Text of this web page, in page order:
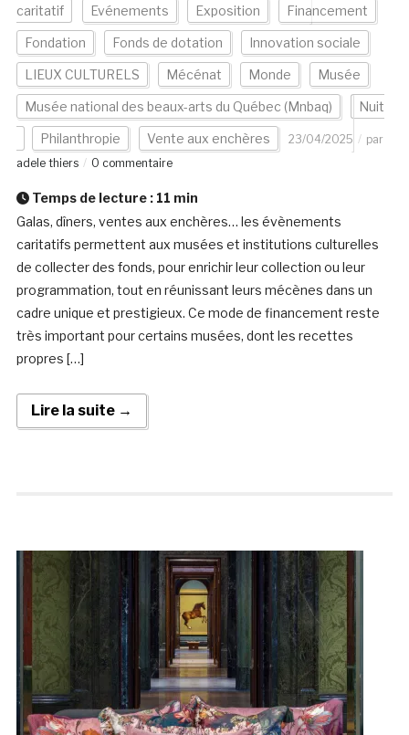
caritatif Evénements Exposition Financement
Fondation Fonds de dotation Innovation sociale
LIEUX CULTURELS Mécénat Monde Musée
Musée national des beaux-arts du Québec (Mnbaq) Nuit
Philanthropie Vente aux enchères 23/04/2025
par
adele thiers
0 commentaire
Temps de lecture : 11 min
Galas, dîners, ventes aux enchères… les évènements
caritatifs permettent aux musées et institutions culturelles
de collecter des fonds, pour enrichir leur collection ou leur
programmation, tout en réunissant leurs mécènes dans un
cadre unique et prestigieux. Ce mode de financement reste
très important pour certains musées, dont les recettes
propres […]
Lire la suite →